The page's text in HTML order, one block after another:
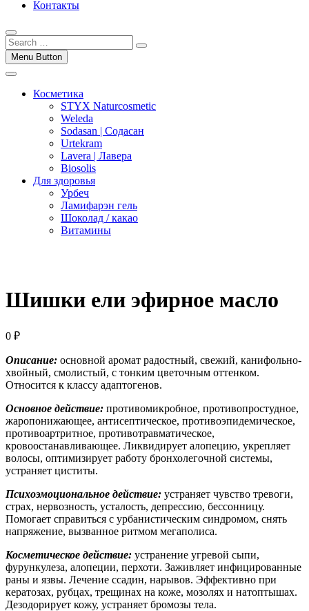
Контакты
Menu Button
Косметика
STYX Naturcosmetic
Weleda
Sodasan | Содасан
Urtekram
Lavera | Лавера
Biosolis
Для здоровья
Урбеч
Ламифарэн гель
Шоколад / какао
Витамины
Шишки ели эфирное масло
0 ₽
Описание: основной аромат радостный, свежий, канифольно-
хвойный, смолистый, с тонким цветочным оттенком.
Относится к классу адаптогенов.
Основное действие: противомикробное, противопростудное,
жаропонижающее, антисептическое, противоэпидемическое,
противоартритное, противотравматическое,
кровоостанавливающее. Ликвидирует алопецию, укрепляет
волосы, оптимизирует работу бронхолегочной системы,
устраняет циститы.
Психоэмоциональное действие: устраняет чувство тревоги,
страх, нервозность, усталость, депрессию, бессонницу.
Помогает справиться с урбанистическим синдромом, снять
напряжение, вызванное ритмом мегаполиса.
Косметическое действие: устранение угревой сыпи,
фурункулеза, алопеции, перхоти. Заживляет инфицированные
раны и язвы. Лечение ссадин, нарывов. Эффективно при
кератозах, рубцах, трещинах на коже, мозолях и натоптышах.
Дезодорирует кожу, устраняет бромозы тела.